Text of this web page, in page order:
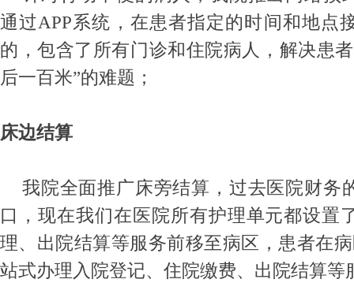
通过APP系统，在患者指定的时间和地点
的，包含了所有门诊和住院病人，解决患
后一百米”的难题；
床边结算
我院全面推广床旁结算，过去医院财务
口，现在我们在医院所有护理单元都设置
理、出院结算等服务前移至病区，患者在
站式办理入院登记、住院缴费、出院结算等